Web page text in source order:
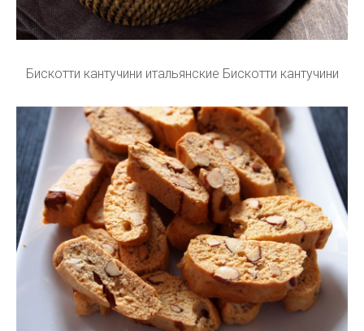
Бискотти кантучини итальянские Бискотти кантучини